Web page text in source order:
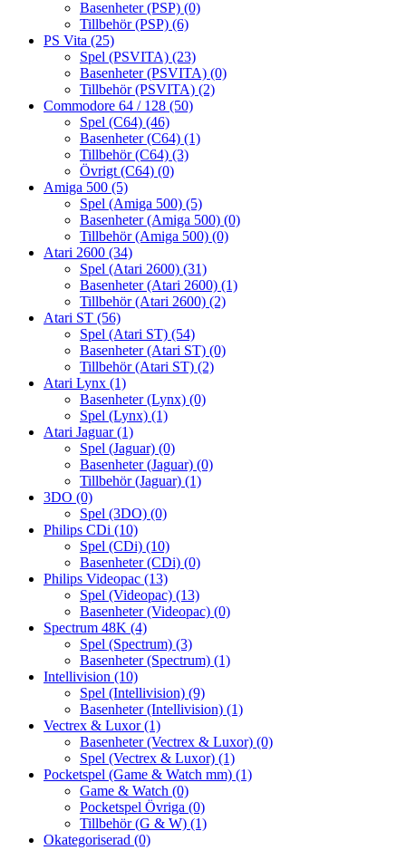
Basenheter (PSP) (0)
Tillbehör (PSP) (6)
PS Vita (25)
Spel (PSVITA) (23)
Basenheter (PSVITA) (0)
Tillbehör (PSVITA) (2)
Commodore 64 / 128 (50)
Spel (C64) (46)
Basenheter (C64) (1)
Tillbehör (C64) (3)
Övrigt (C64) (0)
Amiga 500 (5)
Spel (Amiga 500) (5)
Basenheter (Amiga 500) (0)
Tillbehör (Amiga 500) (0)
Atari 2600 (34)
Spel (Atari 2600) (31)
Basenheter (Atari 2600) (1)
Tillbehör (Atari 2600) (2)
Atari ST (56)
Spel (Atari ST) (54)
Basenheter (Atari ST) (0)
Tillbehör (Atari ST) (2)
Atari Lynx (1)
Basenheter (Lynx) (0)
Spel (Lynx) (1)
Atari Jaguar(1)
Spel (Jaguar) (0)
Basenheter (Jaguar) (0)
Tillbehör (Jaguar) (1)
3DO (0)
Spel (3DO) (0)
Philips CDi (10)
Spel (CDi) (10)
Basenheter (CDi) (0)
Philips Videopac (13)
Spel (Videopac) (13)
Basenheter (Videopac) (0)
Spectrum 48K (4)
Spel (Spectrum) (3)
Basenheter (Spectrum) (1)
Intellivision (10)
Spel (Intellivision) (9)
Basenheter (Intellivision) (1)
Vectrex & Luxor(1)
Basenheter (Vectrex & Luxor) (0)
Spel (Vectrex & Luxor) (1)
Pocketspel (Game & Watch mm) (1)
Game & Watch (0)
Pocketspel Övriga (0)
Tillbehör (G & W) (1)
Okategoriserad (0)